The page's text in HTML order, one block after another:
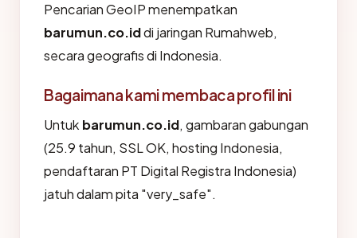
Pencarian GeoIP menempatkan
barumun.co.iddi jaringan Rumahweb,
secara geografis di Indonesia.
Bagaimana kami membaca profil ini
Untuk barumun.co.id, gambaran gabungan
(25.9 tahun, SSL OK, hosting Indonesia,
pendaftaran PT Digital Registra Indonesia)
jatuh dalam pita "very_safe".